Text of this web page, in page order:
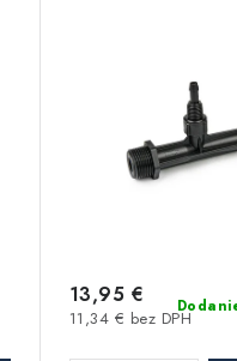
11,34 € bez DPH
13,95 €